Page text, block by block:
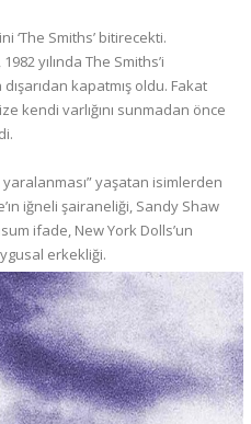
‘The Smiths’ bitirecekti.
yılında The Smiths’i
dışarıdan kapatmış oldu. Fakat
kendi varlığını sunmadan önce
yaralanması” yaşatan isimlerden
iğneli şairaneliği, Sandy Shaw
ifade, New York Dolls’un
erkekliği.